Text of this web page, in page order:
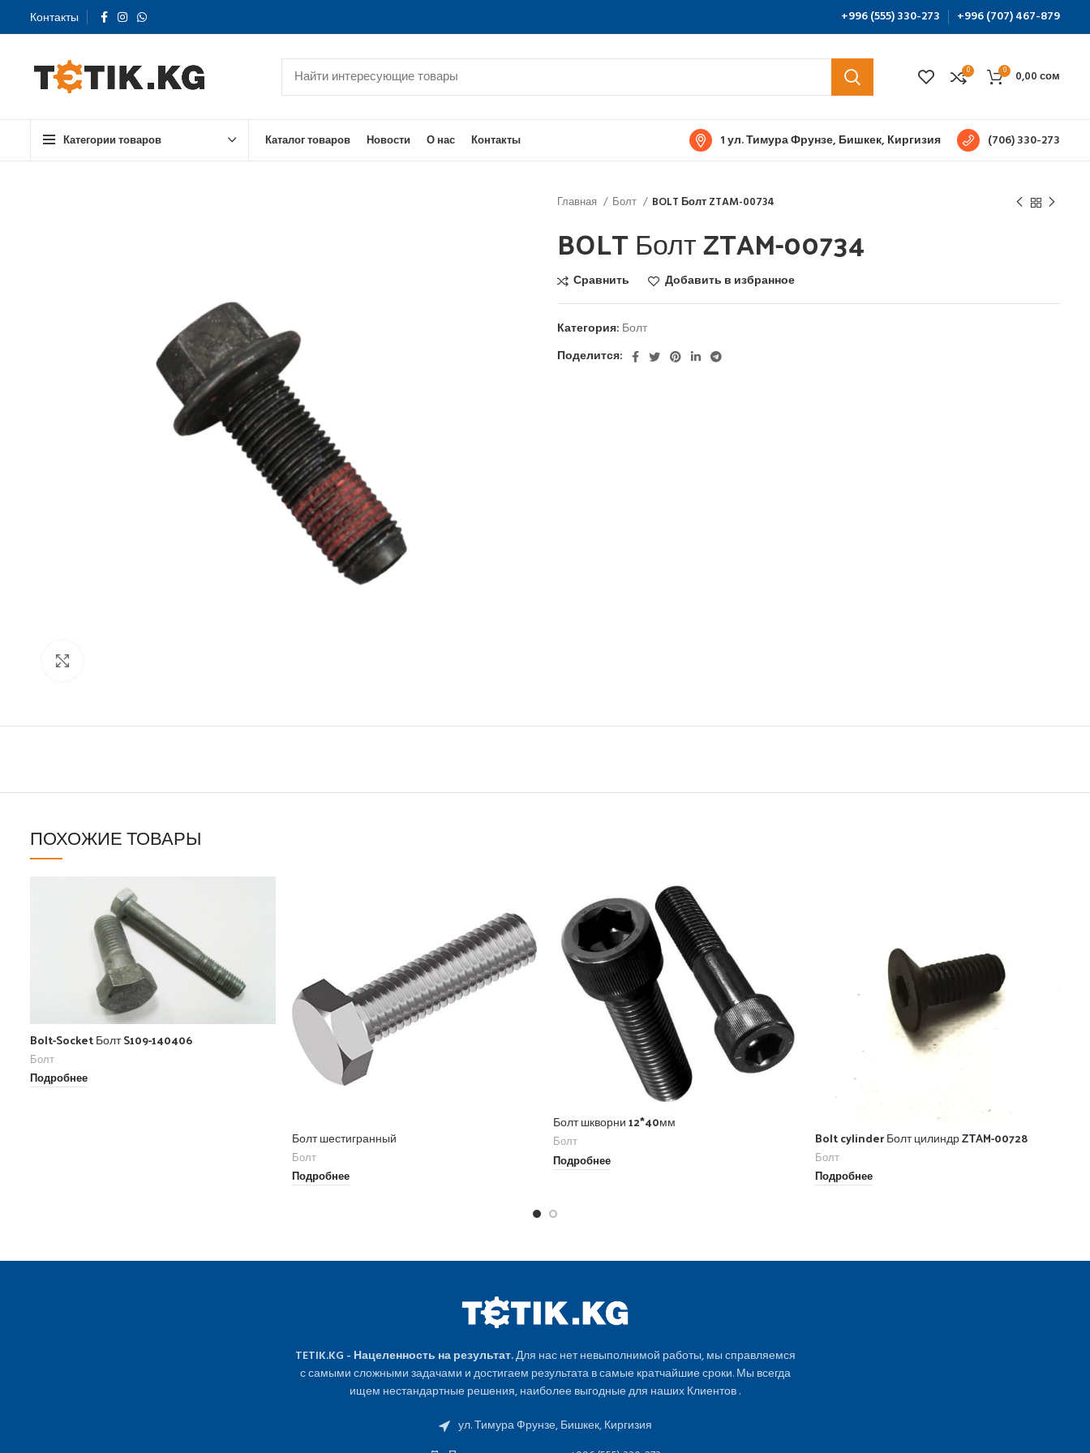
Контакты +996 (555) 330-273 +996 (707) 467-879
0 0 0,00сом
Категории товаров Каталог товаров Новости О нас Контакты 1 ул. Тимура Фрунзе, Бишкек, Киргизия (706) 330-273
Главная Болт BOLT Болт ZTAM-00734
BOLT Болт ZTAM-00734
Сравнить Добавить в избранное
Категория: Болт
Поделится:
ПОХОЖИЕ ТОВАРЫ
Bolt-Socket Болт S109-140406
Болт
Подробнее
Болт шестигранный
Болт
Подробнее
Болт шкворни 12*40мм
Болт
Подробнее
Bolt cylinder Болт цилиндр ZTAM-00728
Болт
Подробнее
TETIK.KG - Нацеленность на результат.Для нас нет невыполнимой работы, мы справляемся
с самыми сложными задачами и достигаем результата в самые кратчайшие сроки. Мы всегда
ищем нестандартные решения, наиболее выгодные для наших Клиентов .
ул. Тимура Фрунзе, Бишкек, Киргизия